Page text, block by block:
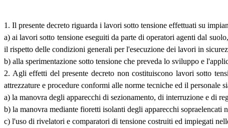
1. Il presente decreto riguarda i lavori sotto tensione effettuati su
a) ai lavori sotto tensione eseguiti da parte di operatori agenti dal
il rispetto delle condizioni generali per l'esecuzione dei lavori in
b) alla sperimentazione sotto tensione che preveda lo sviluppo e
2. Agli effetti del presente decreto non costituiscono lavori sotto
attrezzature e procedure conformi alle norme tecniche ed il personale
a) la manovra degli apparecchi di sezionamento, di interruzione e di
b) la manovra mediante fioretti isolanti degli apparecchi sopraelencati
c) l'uso di rivelatori e comparatori di tensione costruiti ed impiegati